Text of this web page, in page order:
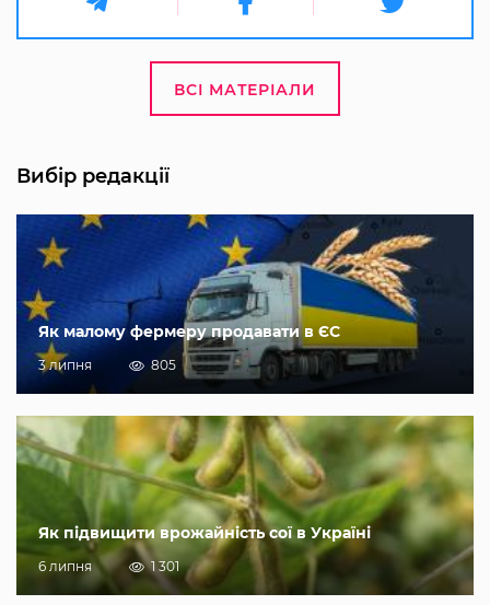
ВСІ МАТЕРІАЛИ
Вибір редакції
Як малому фермеру продавати в ЄС
3 липня 805
Як підвищити врожайність сої в Україні
6 липня 1 301